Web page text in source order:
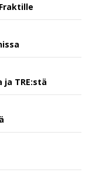
TRE:stä